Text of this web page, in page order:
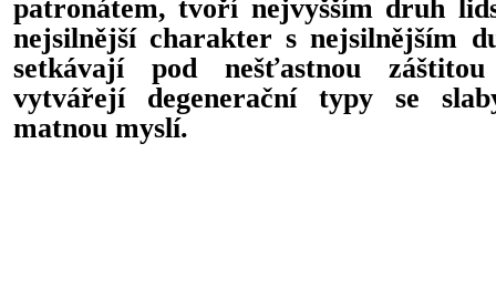
patronátem, tvoří nejvyšším druh
nejsilnější charakter s nejsilnějším
setkávají pod nešťastnou
vytvářejí degenerační typy se
matnou myslí.